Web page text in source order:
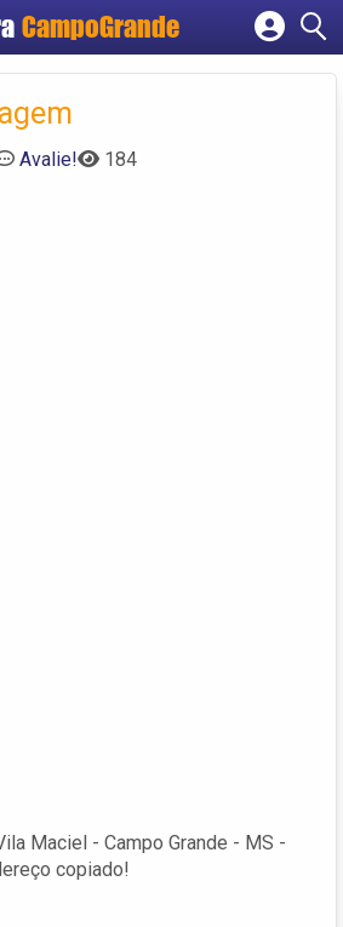
CampoGrande
Cadastrar empresa
Criar conta
Avalie! 184
Maciel - Campo Grande - MS -
copiado!